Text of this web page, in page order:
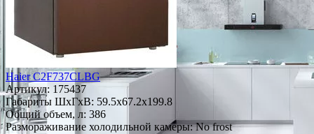
Haier C2F737CLBG
Артикул: 175437
Габариты ШxГxВ: 59.5x67.2x199.8
Общий объем, л: 386
Размораживание холодильной камеры: No frost